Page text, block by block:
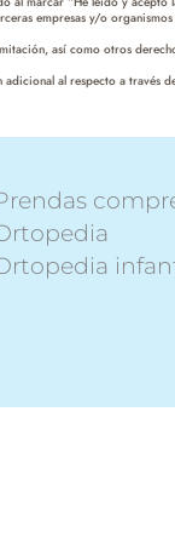
empresas y/o
así como otros
al respecto a través